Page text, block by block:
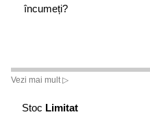
încumeți?
Vezi mai mult ▷
Stoc Limitat